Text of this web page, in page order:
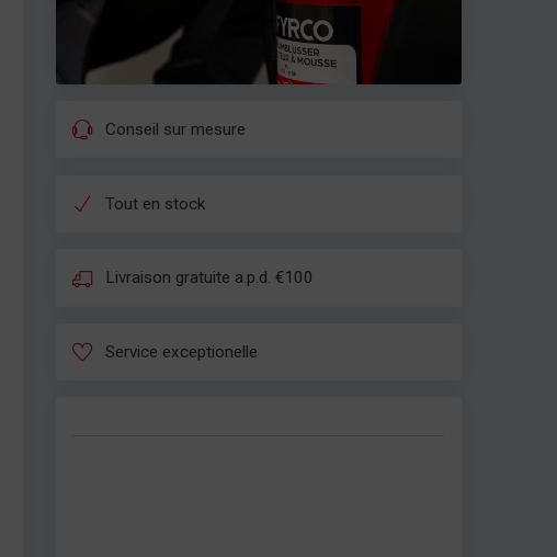
Conseil sur mesure
Tout en stock
Livraison gratuite a.p.d. €100
Service exceptionelle